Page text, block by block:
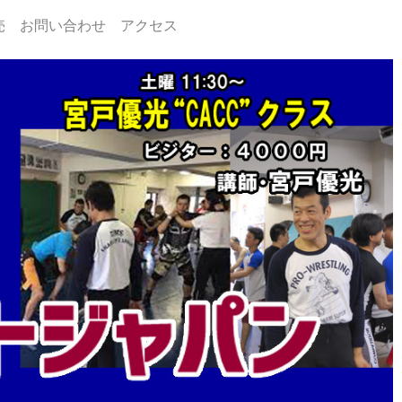
お問い合わせ アクセス